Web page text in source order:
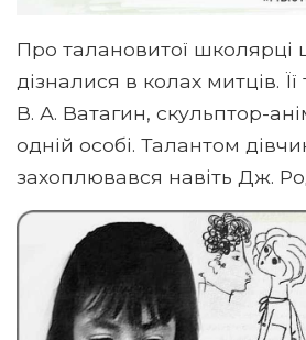
Про талановитої школярці
дізналися в колах митців.
В. А. Ватагин, скульптор-
одній особі. Талантом
захоплювався навіть Дж.